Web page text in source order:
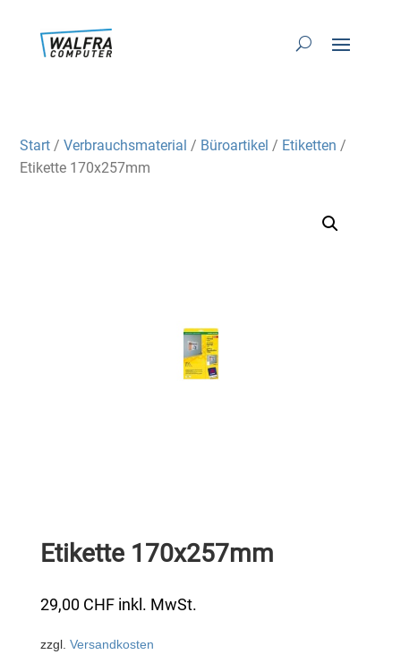
Start /Verbrauchsmaterial / Büroartikel / Etiketten /
Etikette 170x257mm
Etikette 170x257mm
29,00 CHF inkl. MwSt.
zzgl. Versandkosten